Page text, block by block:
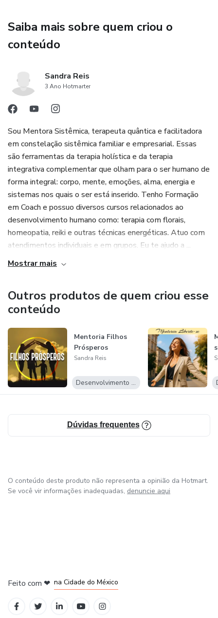
Saiba mais sobre quem criou o
conteúdo
Sandra Reis
3 Ano Hotmarter
Sou Mentora Sistêmica, terapeuta quântica e facilitadora
em constelação sistêmica familiar e empresarial. Essas
são ferramentas da terapia holística e da terapia
integrativa complementar que olham para o ser humano de
forma integral: corpo, mente, emoções, alma, energia e
sistemas nos quais o ser está inserido. Tenho Formação
em Coach e possuo diversos cursos relacionados ao
desenvolvimento humano como: terapia com florais,
homeopatia, reiki e outras técnicas energéticas. Atuo com
atendimentos individuais e em grupos. Eu te ajudo a ...
Mostrar mais
Outros produtos de quem criou esse
conteúdo
Mentoria Filhos
Prósperos
Sandra Reis
Desenvolvimento Pessoal
Dúvidas frequentes
O conteúdo deste produto não representa a opinião da Hotmart.
Se você vir informações inadequadas, denuncie aqui
Feito com ❤ na Cidade do México